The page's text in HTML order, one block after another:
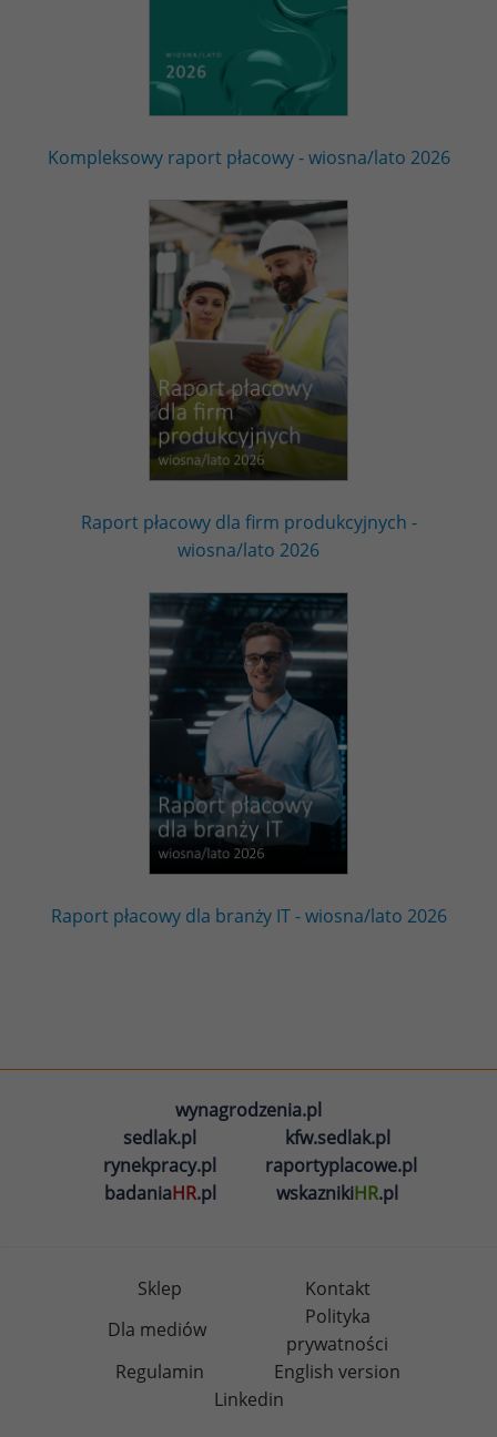
Kompleksowy raport płacowy - wiosna/lato 2026
Raport płacowy dla firm produkcyjnych -
wiosna/lato 2026
Raport płacowy dla branży IT - wiosna/lato 2026
wynagrodzenia.pl
sedlak.pl
kfw.sedlak.pl
rynekpracy.pl
raportyplacowe.pl
badaniaHR.pl wskaznikiHR.pl
Sklep
Kontakt
Dla mediów
Polityka
prywatności
Regulamin
English version
Linkedin